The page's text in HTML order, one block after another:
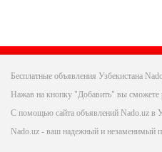
Бесплатные объявления Узбекистана
Нажав на кнопку "Добавить" вы сможете
С помощью сайта объявлений Nado.uz в
Nado.uz - ваш надежный и незаменимый